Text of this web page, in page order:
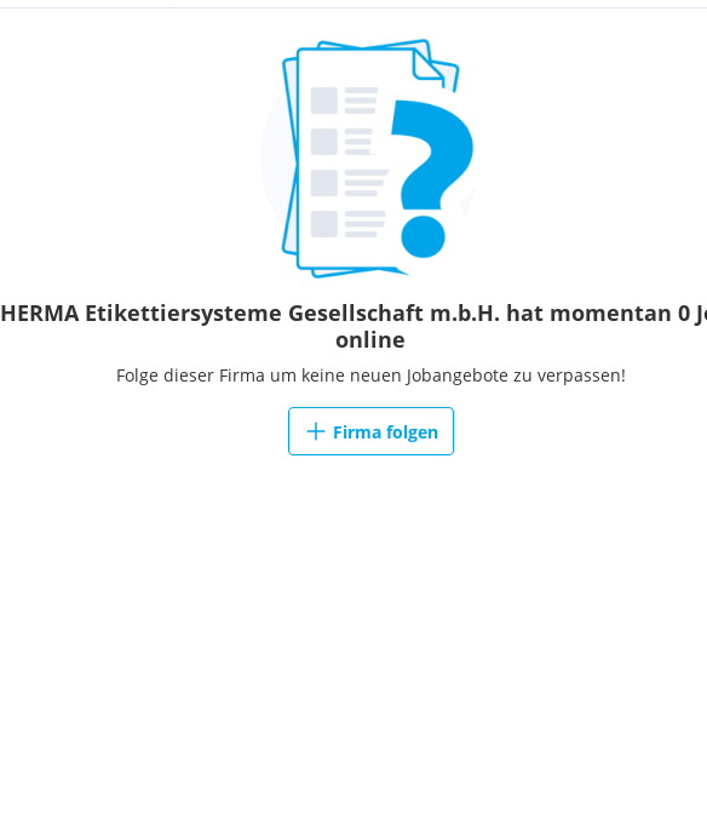
HERMA Etikettiersysteme Gesellschaft m.b.H. hat momentan 0
online
Folge dieser Firma um keine neuen Jobangebote zu verpassen!
Firma folgen